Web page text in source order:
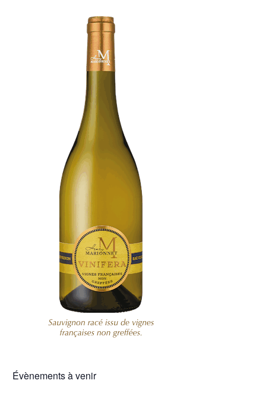
Évènements à venir